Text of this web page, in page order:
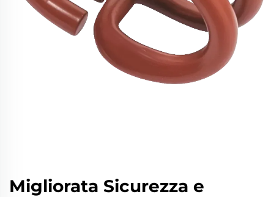
Migliorata Sicurezza e